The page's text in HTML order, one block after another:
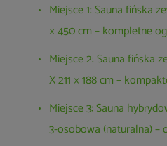
Miejsce 1: Sauna fińska
× 450 cm – kompletne
Miejsce 2: Sauna fińska
X 211 × 188 cm –
Miejsce 3: Sauna
3-osobowa (naturalna) –